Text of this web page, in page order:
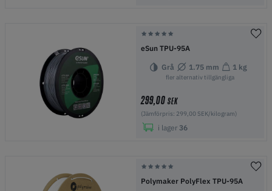
eSun TPU-95A
Grå 1.75 mm 1 kg
fler alternativ tillgängliga
299,00 SEK
(Jämförpris: 299,00 SEK/kilogram)
i lager 36
Polymaker PolyFlex TPU-95A